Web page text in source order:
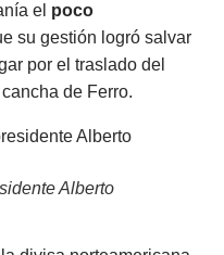
el poco
su gestión logró salvar
por el traslado del
de Ferro.
Alberto